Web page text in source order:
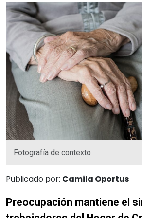
Fotografía de contexto
Publicado por: Camila Oportus
Preocupación mantiene el